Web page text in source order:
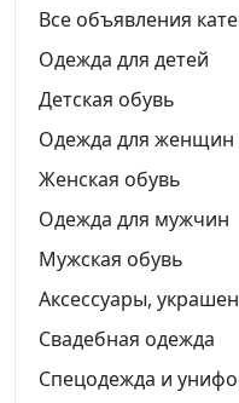
Все объявления
Одежда для детей
Детская обувь
Одежда для женщин
Женская обувь
Одежда для мужчин
Мужская обувь
Аксессуары,
Свадебная одежда
Спецодежда и